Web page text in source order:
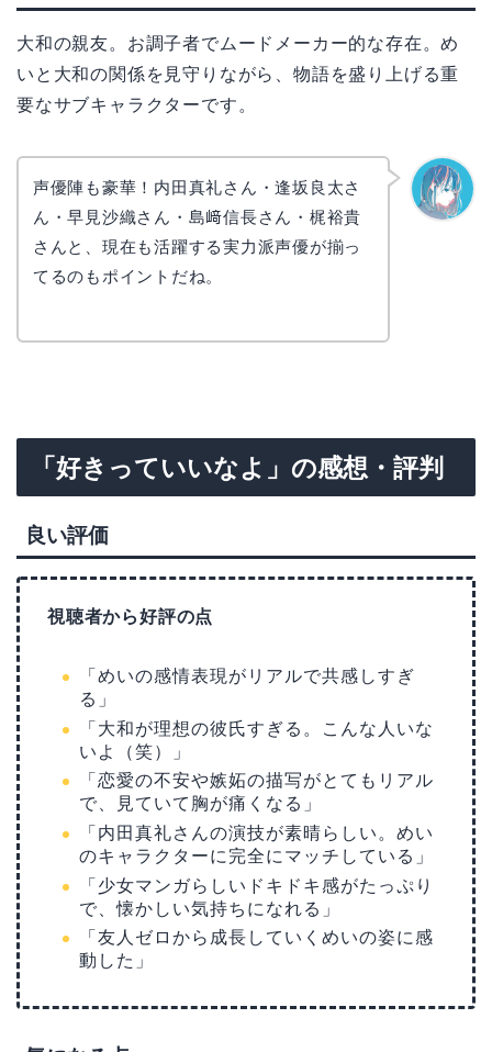
大和の親友。お調子者でムードメーカー的な存在。め
いと大和の関係を見守りながら、物語を盛り上げる重
要なサブキャラクターです。
声優陣も豪華！内田真礼さん・逢坂良太さ
ん・早見沙織さん・島﨑信長さん・梶裕貴
さんと、現在も活躍する実力派声優が揃っ
てるのもポイントだね。
「好きっていいなよ」の感想・評判
良い評価
視聴者から好評の点
「めいの感情表現がリアルで共感しすぎ
る」
「大和が理想の彼氏すぎる。こんな人いな
いよ（笑）」
「恋愛の不安や嫉妬の描写がとてもリアル
で、見ていて胸が痛くなる」
「内田真礼さんの演技が素晴らしい。めい
のキャラクターに完全にマッチしている」
「少女マンガらしいドキドキ感がたっぷり
で、懐かしい気持ちになれる」
「友人ゼロから成長していくめいの姿に感
動した」